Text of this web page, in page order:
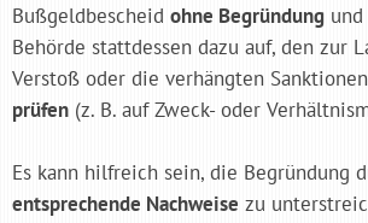
Bußgeldbescheid ohne Begründung
Behörde stattdessen dazu auf, den zur
Verstoß oder die verhängten Sanktionen
prüfen (z. B. auf Zweck- oder
Es kann hilfreich sein, die Begründung
entsprechende Nachweise zu